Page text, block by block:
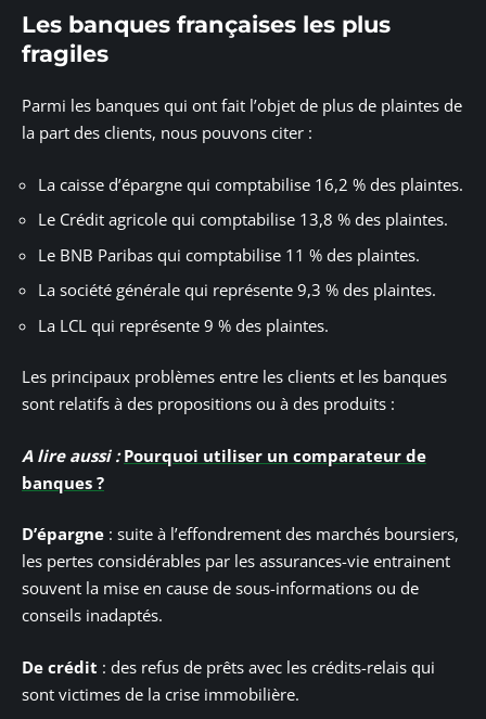
Les banques françaises les plus
fragiles
Parmi les banques qui ont fait l’objet de plus de plaintes de
la part des clients, nous pouvons citer :
La caisse d’épargne qui comptabilise 16,2 % des plaintes.
Le Crédit agricole qui comptabilise 13,8 % des plaintes.
Le BNB Paribas qui comptabilise 11 % des plaintes.
La société générale qui représente 9,3 % des plaintes.
La LCL qui représente 9 % des plaintes.
Les principaux problèmes entre les clients et les banques
sont relatifs à des propositions ou à des produits :
A lire aussi : Pourquoi utiliser un comparateur de
banques ?
D’épargne : suite à l’effondrement des marchés boursiers,
les pertes considérables par les assurances-vie entrainent
souvent la mise en cause de sous-informations ou de
conseils inadaptés.
De crédit : des refus de prêts avec les crédits-relais qui
sont victimes de la crise immobilière.